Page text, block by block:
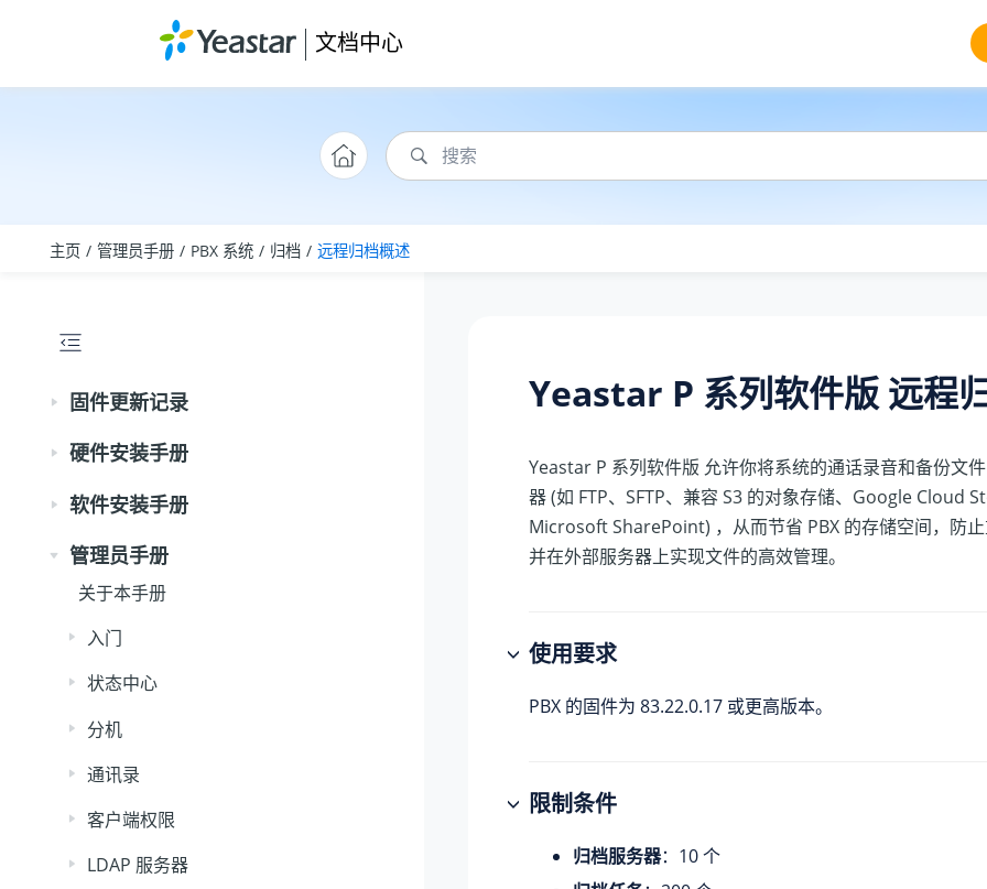
文档中心
主页 管理员手册 PBX 系统 归档 远程归档概述
固件更新记录
硬件安装手册
软件安装手册
管理员手册
关于本手册
入门
状态中心
分机
通讯录
客户端权限
LDAP 服务器
Yeastar P 系列软件版 远程
Yeastar P 系列软件版 允许你将系统的通话录音和备份文
器 (如 FTP、SFTP、兼容 S3 的对象存储、Google Cloud
Microsoft SharePoint) ，从而节省 PBX 的存储空间，防
并在外部服务器上实现文件的高效管理。
使用要求
PBX 的固件为 83.22.0.17 或更高版本。
限制条件
归档服务器：10 个